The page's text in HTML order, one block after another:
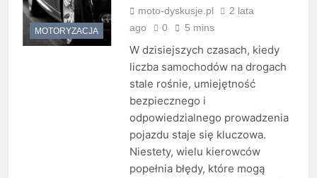
MOTORYZACJA
moto-dyskusje.pl
2 lata
ago
0 5 mins
W dzisiejszych czasach, kiedy
liczba samochodów na drogach
stale rośnie, umiejętność
bezpiecznego i
odpowiedzialnego prowadzenia
pojazdu staje się kluczowa.
Niestety, wielu kierowców
popełnia błędy, które mogą